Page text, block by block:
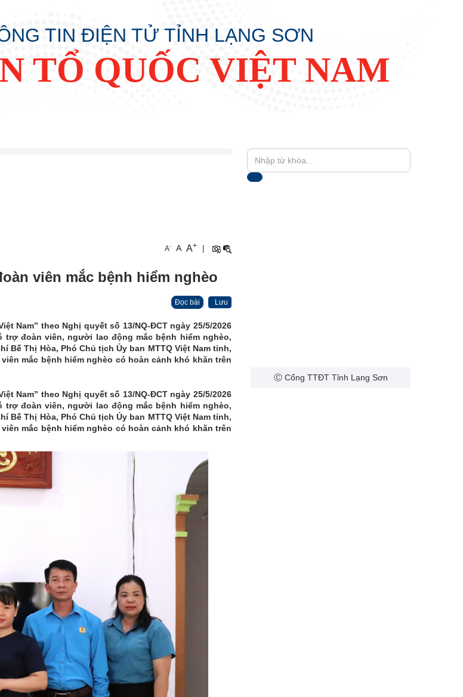
TIN ĐIỆN TỬ TỈNH LẠNG SƠN
TỔ QUỐC VIỆT NAM
A- A A+ |
viên mắc bệnh hiểm nghèo
Đọc bài Lưu
Nam” theo Nghị quyết số 13/NQ-ĐCT ngày 25/5/2026
đoàn viên, người lao động mắc bệnh hiểm nghèo,
Thị Hòa, Phó Chủ tịch Ủy ban MTTQ Việt Nam tỉnh,
mắc bệnh hiểm nghèo có hoàn cảnh khó khăn trên
Nam” theo Nghị quyết số 13/NQ-ĐCT ngày 25/5/2026
đoàn viên, người lao động mắc bệnh hiểm nghèo,
Thị Hòa, Phó Chủ tịch Ủy ban MTTQ Việt Nam tỉnh,
mắc bệnh hiểm nghèo có hoàn cảnh khó khăn trên
Ⓒ Cổng TTĐT Tỉnh Lạng Sơn